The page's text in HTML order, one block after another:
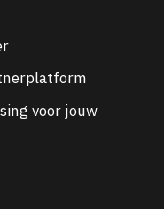
voor jouw